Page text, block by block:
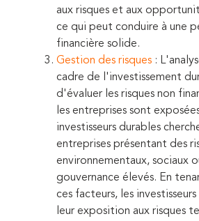
aux risques et aux
ce qui peut conduire à une
financière solide.
Gestion des risques :
cadre de l'investissement
d'évaluer les risques non
les entreprises sont
investisseurs durables
entreprises présentant des
environnementaux, sociaux
gouvernance élevés. En
ces facteurs, les
leur exposition aux risques